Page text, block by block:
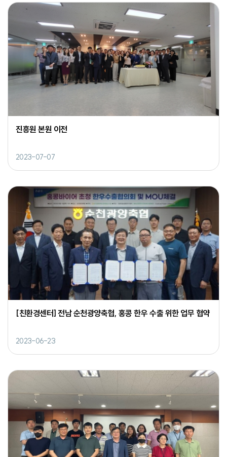
진흥원 본원 이전
2023-07-07
[친환경센터] 전남 순천광양축협, 홍콩 한우 수출 위한 업무 협약
2023-06-23